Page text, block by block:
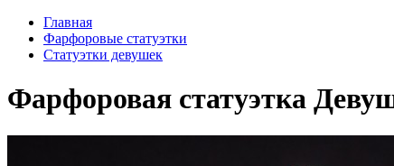
Главная
Фарфоровые статуэтки
Статуэтки девушек
Фарфоровая статуэтка